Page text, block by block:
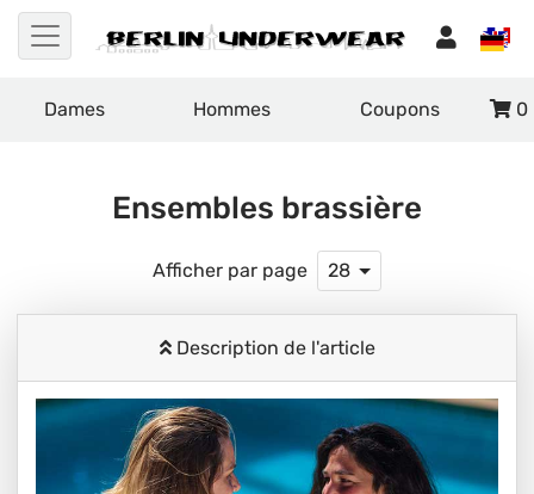
Dames Hommes Coupons 0
Ensembles brassière
Afficher par page 28
Description de l'article